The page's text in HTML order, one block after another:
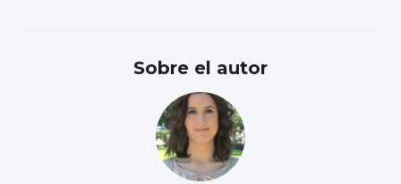
Sobre el autor